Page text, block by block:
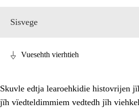
Sisvege
Vuesehth vierhtieh
Skuvle edtja learoehkidie histovrijen
jïh vïedteldimmiem vedtedh jïh